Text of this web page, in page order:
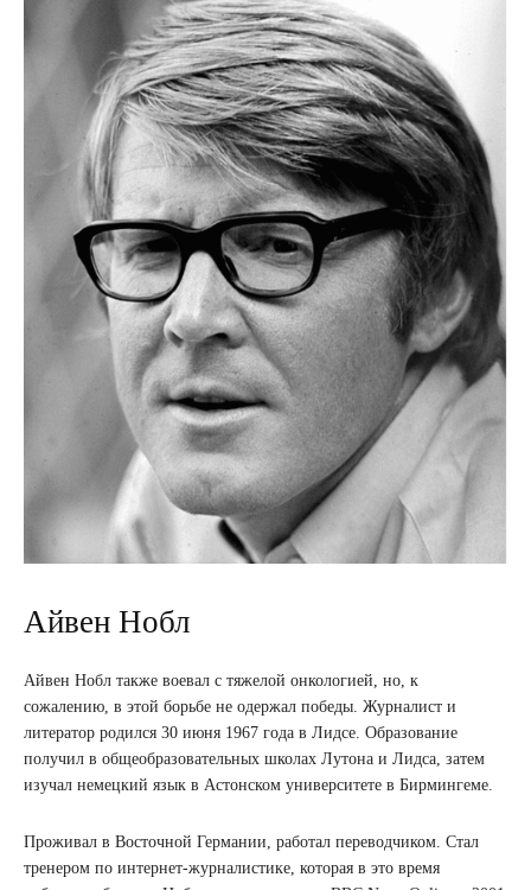
Айвен Нобл
Айвен Нобл также воевал с тяжелой онкологией, но, к
сожалению, в этой борьбе не одержал победы. Журналист и
литератор родился 30 июня 1967 года в Лидсе. Образование
получил в общеобразовательных школах Лутона и Лидса, затем
изучал немецкий язык в Астонском университете в Бирмингеме.
Проживал в Восточной Германии, работал переводчиком. Стал
тренером по интернет-журналистике, которая в это время